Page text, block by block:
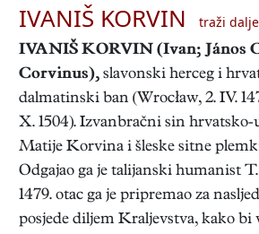
IVANIŠ KORVIN
traži
IVANIŠ KORVIN (Ivan; János
Corvinus), slavonski herceg i
dalmatinski ban (Wrocław, 2. IV.
X. 1504). Izvanbračni sin hrvatsko-
Matije Korvina i šleske sitne
Odgajao ga je talijanski humanist
1479. otac ga je pripremao za
posjede diljem Kraljevstva, kako bi